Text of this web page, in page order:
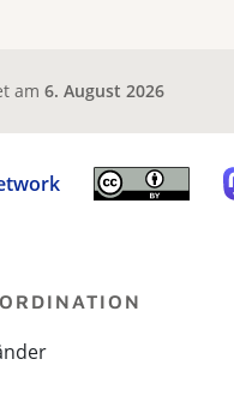
am 6. August 2026